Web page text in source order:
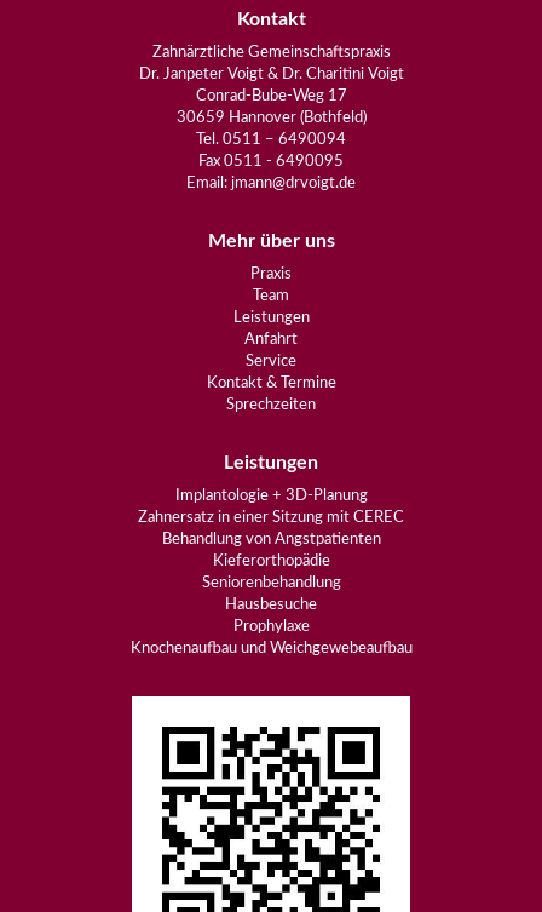
Kontakt
Zahnärztliche Gemeinschaftspraxis
Dr. Janpeter Voigt & Dr. Charitini Voigt
Conrad-Bube-Weg 17
30659 Hannover (Bothfeld)
Tel. 0511 – 6490094
Fax 0511 - 6490095
Email: jmann@drvoigt.de
Mehr über uns
Praxis
Team
Leistungen
Anfahrt
Service
Kontakt & Termine
Sprechzeiten
Leistungen
Implantologie + 3D-Planung
Zahnersatz in einer Sitzung mit CEREC
Behandlung von Angstpatienten
Kieferorthopädie
Seniorenbehandlung
Hausbesuche
Prophylaxe
Knochenaufbau und Weichgewebeaufbau